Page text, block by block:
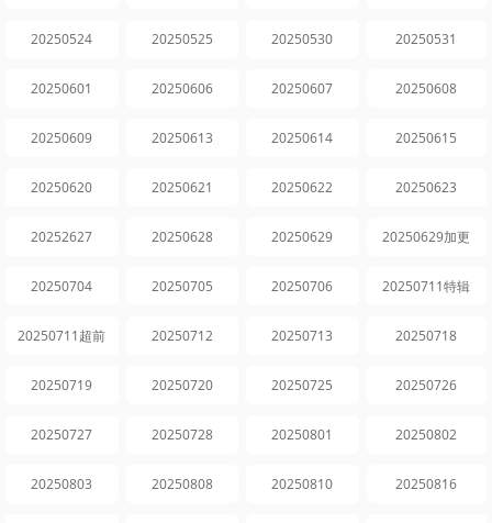
20250524 20250525 20250530 20250531
20250601 20250606 20250607 20250608
20250609 20250613 20250614 20250615
20250620 20250621 20250622 20250623
20252627 20250628 20250629 20250629加更
20250704 20250705 20250706 20250711特辑
20250711超前 20250712 20250713 20250718
20250719 20250720 20250725 20250726
20250727 20250728 20250801 20250802
20250803 20250808 20250810 20250816